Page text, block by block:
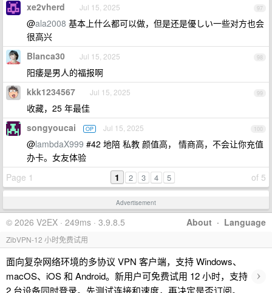
97
xe2vherd Jul 15, 2025
@ala2008 基本上什么都可以做，但是还是優しい一些对方也会
很高兴
98
Blanca30 Jul 15, 2025
阳痿是男人的福报啊
99
kkk1234567 Jul 15, 2025
收藏，25 年最佳
100
songyoucai OP Jul 15, 2025
@lambdaX999 #42 地陪 私教 颜值高， 情商高，不会让你充值
办卡。女友体验
Page 1
of 5
1 2 3 4 5
Advertisement
About · Language
© 2026 V2EX · 249ms · 3.9.8.5
ZibVPN-12 小时免费试用
面向复杂网络环境的多协议 VPN 客户端，支持 Windows、
macOS、iOS 和 Android。新用户可免费试用 12 小时，支持
2 台设备同时登录。先测试连接和速度，再决定是否订阅。
›